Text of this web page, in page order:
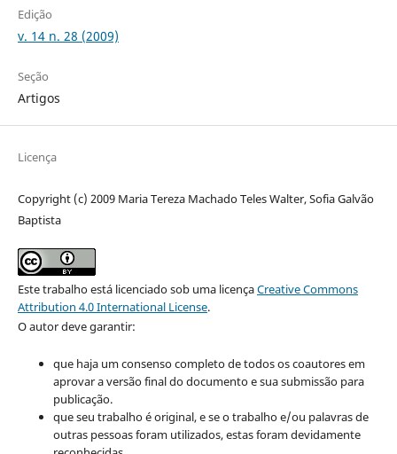
Edição
v. 14 n. 28 (2009)
Seção
Artigos
Licença
Copyright (c) 2009 Maria Tereza Machado Teles Walter, Sofia Galvão
Baptista
Este trabalho está licenciado sob uma licençaCreative Commons
Attribution 4.0 International License.
O autor deve garantir:
que haja um consenso completo de todos os coautores em
aprovar a versão final do documento e sua submissão para
publicação.
que seu trabalho é original, e se o trabalho e/ou palavras de
outras pessoas foram utilizados, estas foram devidamente